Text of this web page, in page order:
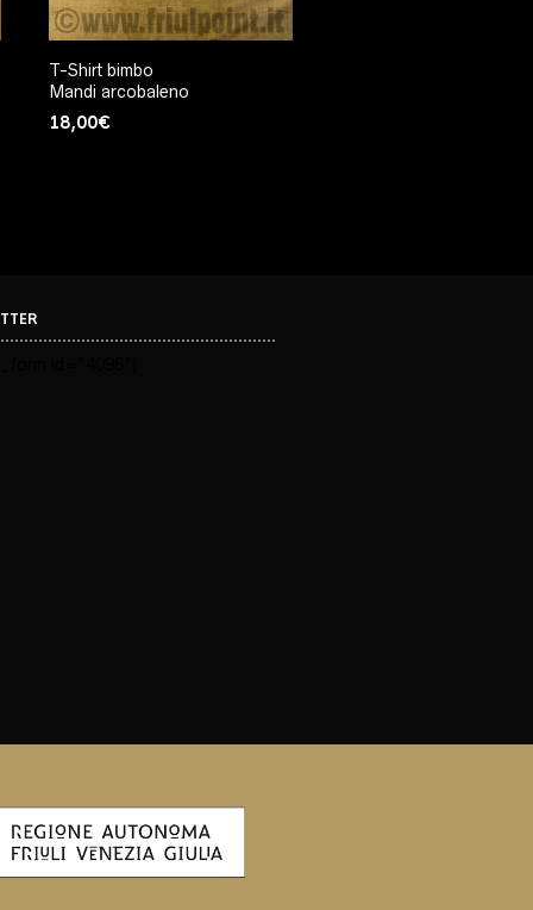
T-Shirt bimbo
Mandi arcobaleno
18,00€